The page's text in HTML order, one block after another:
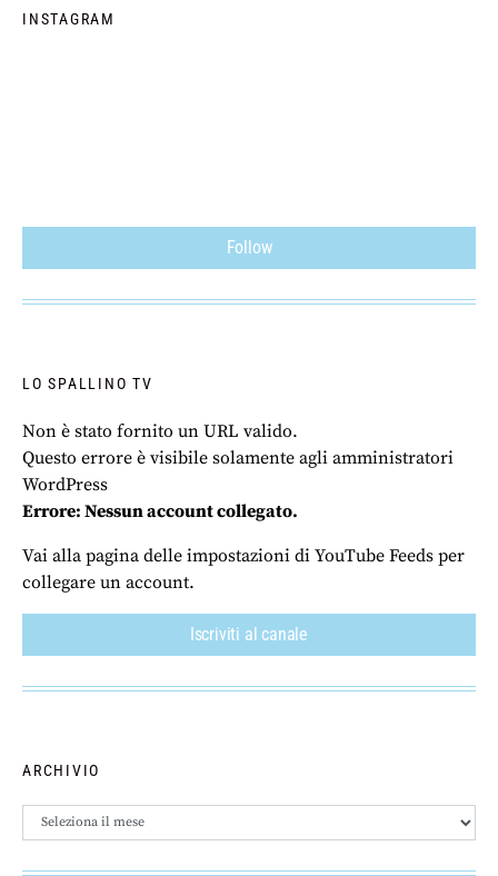
INSTAGRAM
Follow
LO SPALLINO TV
Non è stato fornito un URL valido.
Questo errore è visibile solamente agli amministratori
WordPress
Errore: Nessun account collegato.
Vai alla pagina delle impostazioni di YouTube Feeds per
collegare un account.
Iscriviti al canale
ARCHIVIO
Archivio